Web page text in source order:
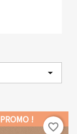

PROMO !
favorite_border